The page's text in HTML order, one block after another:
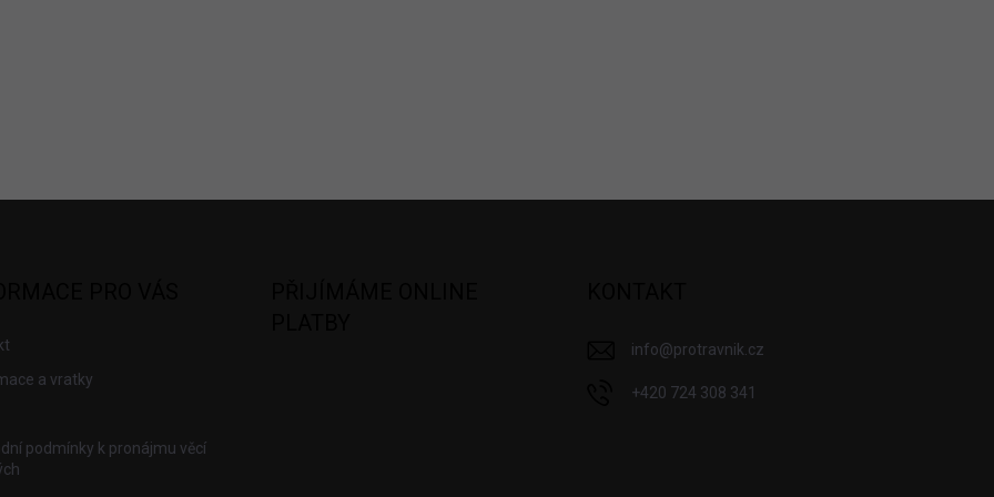
a vratky
podmínky k pronájmu věcí
info@protravnik.cz
+420 724 308 341